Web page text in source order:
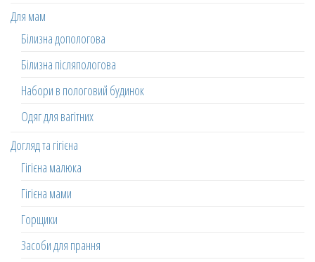
Для мам
Білизна допологова
Білизна післяпологова
Набори в пологовий будинок
Одяг для вагітних
Догляд та гігієна
Гігієна малюка
Гігієна мами
Горщики
Засоби для прання